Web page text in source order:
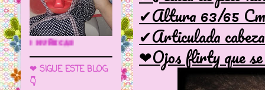
✔Altura 63/65 Cm
✔Articulada
❤Ojos flirty que se
🌼 LA CUEVA DE LAS MUÑECAS
❤ SIGUE ESTE BLOG
👇